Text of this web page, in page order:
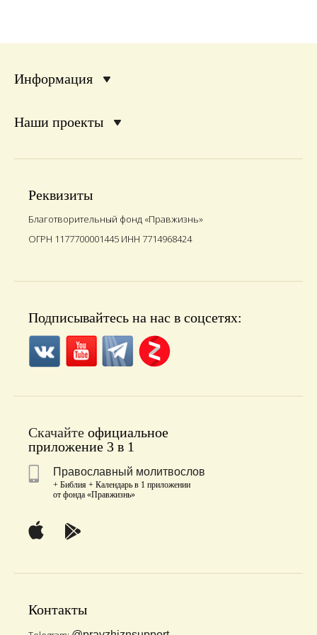
Информация
Наши проекты
Реквизиты
Благотворительный фонд «Правжизнь»
ОГРН 1177700001445 ИНН 7714968424
Подписывайтесь на нас в соцсетях:
Скачайте официальное
приложение 3 в 1
Православный молитвослов
+ Библия + Календарь в 1 приложении
от фонда «Правжизнь»
Контакты